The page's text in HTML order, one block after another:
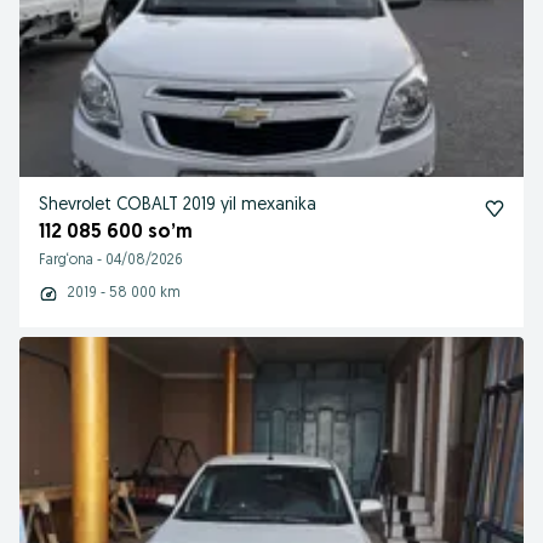
Shevrolet COBALT 2019 yil mexanika
112 085 600 so’m
Farg‘ona - 04/08/2026
2019 - 58 000 km